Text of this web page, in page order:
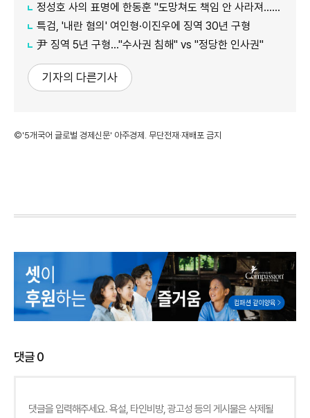
정성호 사의 표명에 한동훈 "도망쳐도 책임 안 사라져…지금이라도 막아야"
특검, '내란 혐의' 여인형·이진우에 징역 30년 구형
尹 징역 5년 구형…"수사권 침해" vs "정당한 인사권"
기자의 다른기사
©'5개국어 글로벌 경제신문' 아주경제. 무단전재·재배포 금지
댓글0